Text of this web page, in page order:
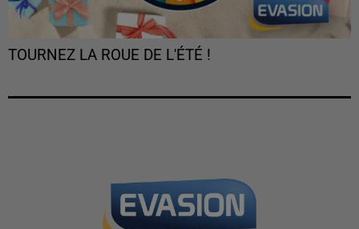
TOURNEZ LA ROUE DE L'ÉTÉ !